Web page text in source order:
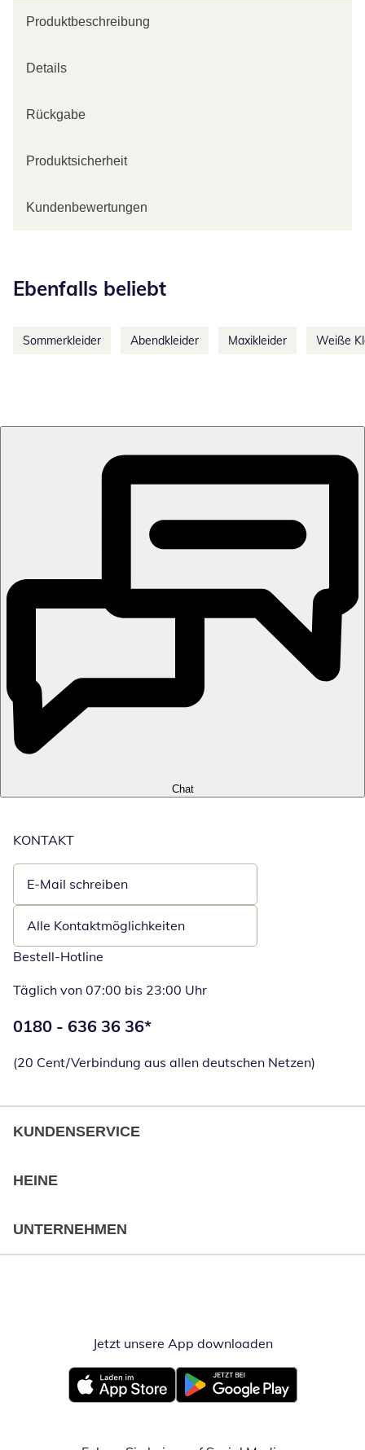
Produktbeschreibung
Details
Rückgabe
Produktsicherheit
Kundenbewertungen
Ebenfalls beliebt
Sommerkleider Abendkleider Maxikleider Weiße
Chat
KONTAKT
E-Mail schreiben
Öffnet E-Mail-Client
Alle Kontaktmöglichkeiten
Bestell-Hotline
Täglich von 07:00 bis 23:00 Uhr
Telefonnummer:
0180 - 636 36 36*
(20 Cent/Verbindung aus allen deutschen Netzen)
KUNDENSERVICE
HEINE
UNTERNEHMEN
Jetzt unsere App downloadenÖffnet in
Öffnet in neuem FensterÖffnet in neuem Fenster